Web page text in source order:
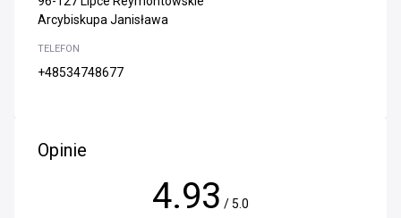
Arcybiskupa Janisława
TELEFON
+48534748677
Opinie
4.93 / 5.0